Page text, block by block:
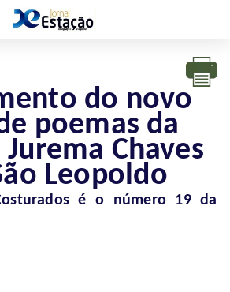
do novo
poemas da
Chaves
Leopoldo
é o número 19 da